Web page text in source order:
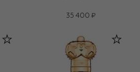
35 400 ₽